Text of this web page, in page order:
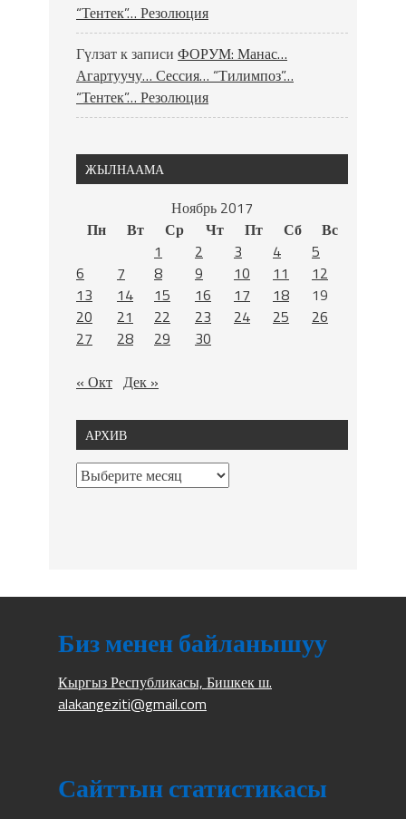
“Тентек”… Резолюция
Гүлзатк записи ФОРУМ: Манас…
Агартуучу… Сессия… “Тилимпоз”…
“Тентек”… Резолюция
ЖЫЛНААМА
Ноябрь 2017
Пн
Вт Ср Чт Пт Сб
Вс
1
2 3 4
5
6
7 8 9 10 11
12
13
14 15 16 17 18
19
20
21 22 23 24 25
26
27
28 29
30
« Окт Дек »
АРХИВ
Биз менен байланышуу
Кыргыз Республикасы, Бишкек ш.
alakangeziti@gmail.com
Сайттын статистикасы